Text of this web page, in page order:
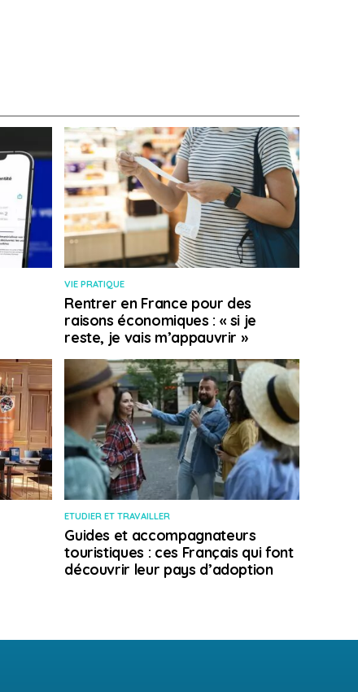
VIE PRATIQUE
Rentrer en France pour des
raisons économiques : « si je
reste, je vais m’appauvrir »
ETUDIER ET TRAVAILLER
Guides et accompagnateurs
touristiques : ces Français qui font
découvrir leur pays d’adoption